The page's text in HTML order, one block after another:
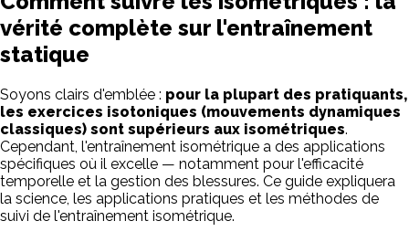
vérité complète sur l'entraînement
statique
Soyons clairs d'emblée : pour la plupart des pratiquants,
les exercices isotoniques (mouvements dynamiques
classiques) sont supérieurs aux isométriques.
Cependant, l'entraînement isométrique a des applications
spécifiques où il excelle — notamment pour l'efficacité
temporelle et la gestion des blessures. Ce guide expliquera
la science, les applications pratiques et les méthodes de
suivi de l'entraînement isométrique.